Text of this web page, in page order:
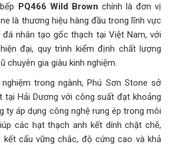
PQ466 Wild Brown chính là đơn vị
là thương hiệu hàng đầu trong lĩnh vực
nhân tạo gốc thạch tại Việt Nam, với
đại, quy trình kiểm định chất lượng
chuyên gia giàu kinh nghiệm.
trong ngành, Phú Sơn Stone sở
tại Hải Dương với công suất đạt khoảng
ty áp dụng công nghệ rung ép trong môi
các hạt thạch anh kết dính chặt chẽ,
cấu vững chắc, độ cứng cao và khả